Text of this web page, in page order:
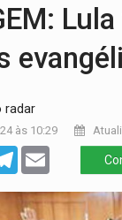
radar
às 10:29
Telegram